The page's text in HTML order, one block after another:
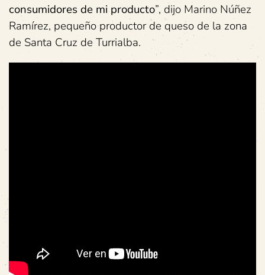
consumidores de mi producto”, dijo Marino Núñez
Ramírez, pequeño productor de queso de la zona
de Santa Cruz de Turrialba.